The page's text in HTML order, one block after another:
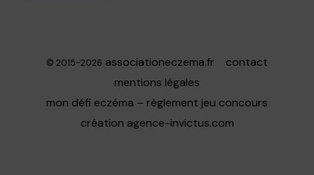
© 2015-2026 associationeczema.fr
contact
mentions légales
mon défi eczéma – règlement jeu concours
création agence-invictus.com